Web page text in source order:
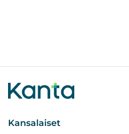
Kansalaiset